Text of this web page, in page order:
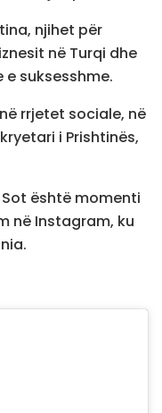
njihet për
në Turqi dhe
suksesshme.
rrjetet sociale, në
i Prishtinës,
Sot është momenti
në Instagram, ku